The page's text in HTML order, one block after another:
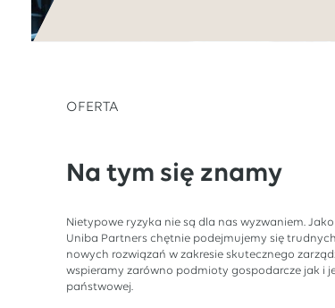
OFERTA
Na tym się znamy
Nietypowe ryzyka nie są dla nas wyzwaniem.
Uniba Partners chętnie podejmujemy się
nowych rozwiązań w zakresie skutecznego
wspieramy zarówno podmioty gospodarcze jak i
państwowej.